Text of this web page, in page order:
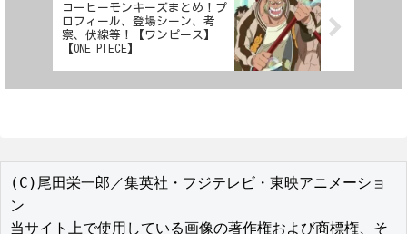
コーヒーモンキーズまとめ！プ
ロフィール、登場シーン、考
察、伏線等！【ワンピース】
【ONE PIECE】
(C)尾田栄一郎／集英社・フジテレビ・東映アニメーショ
ン
当サイト上で使用している画像の著作権および商標権、そ